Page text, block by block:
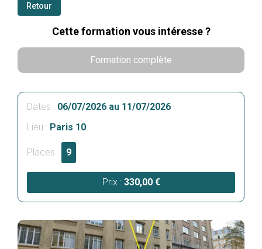
Retour
Cette formation vous intéresse ?
Formation complète
Dates : 06/07/2026 au 11/07/2026
Lieu : Paris 10
Places : 9
Prix : 330,00 €